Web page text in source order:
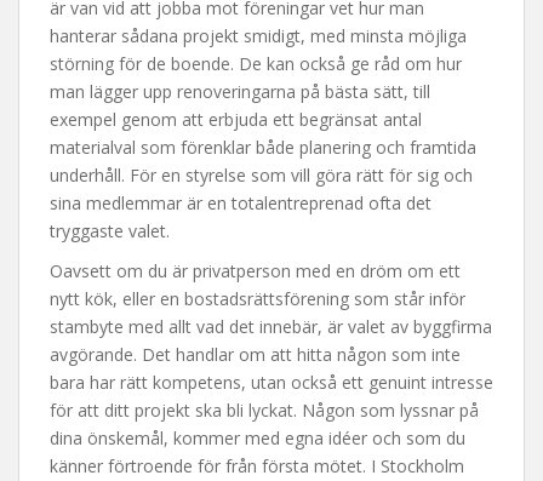
är van vid att jobba mot föreningar vet hur man
hanterar sådana projekt smidigt, med minsta möjliga
störning för de boende. De kan också ge råd om hur
man lägger upp renoveringarna på bästa sätt, till
exempel genom att erbjuda ett begränsat antal
materialval som förenklar både planering och framtida
underhåll. För en styrelse som vill göra rätt för sig och
sina medlemmar är en totalentreprenad ofta det
tryggaste valet.
Oavsett om du är privatperson med en dröm om ett
nytt kök, eller en bostadsrättsförening som står inför
stambyte med allt vad det innebär, är valet av byggfirma
avgörande. Det handlar om att hitta någon som inte
bara har rätt kompetens, utan också ett genuint intresse
för att ditt projekt ska bli lyckat. Någon som lyssnar på
dina önskemål, kommer med egna idéer och som du
känner förtroende för från första mötet. I Stockholm